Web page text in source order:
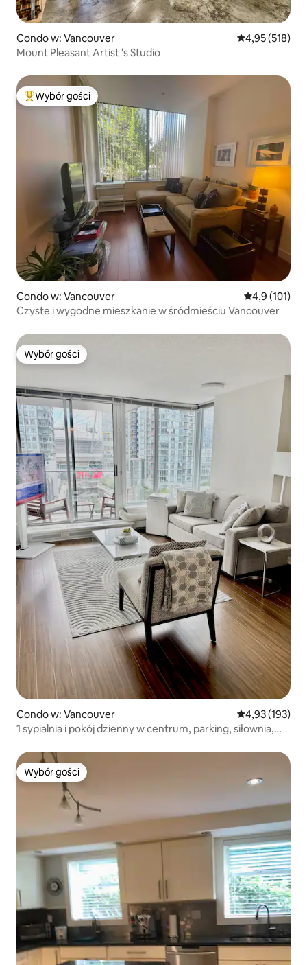
Condo w: Vancouver Średnia
4,95 (518)
Mount Pleasant Artist 's Studio
Najpopularniejsze z kategorii Wybór gości
Wybór gości
Condo w: Vancouver Średnia
4,9 (101)
Czyste i wygodne mieszkanie w śródmieściu Vancouver
Wybór gości
Wybór gości
Condo w: Vancouver Średnia
4,93 (193)
1 sypialnia i pokój dzienny w centrum, parking, siłownia,
Wybór gości
Wybór gości